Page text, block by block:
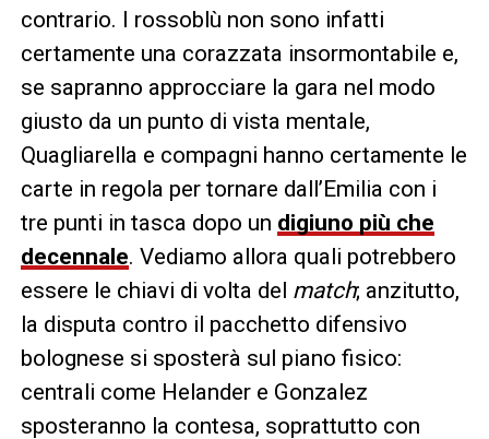
contrario. I rossoblù non sono infatti
certamente una corazzata insormontabile e,
se sapranno approcciare la gara nel modo
giusto da un punto di vista mentale,
Quagliarella e compagni hanno certamente le
carte in regola per tornare dall’Emilia con i
tre punti in tasca dopo un digiuno più che
decennale. Vediamo allora quali potrebbero
essere le chiavi di volta del match; anzitutto,
la disputa contro il pacchetto difensivo
bolognese si sposterà sul piano fisico:
centrali come Helander e Gonzalez
sposteranno la contesa, soprattutto con